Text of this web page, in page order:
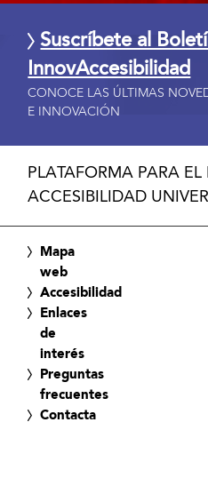
Suscríbete al
InnovAccesibilidad
CONOCE LAS ÚLTIMAS
E INNOVACIÓN
PLATAFORMA PARA
ACCESIBILIDAD
Mapa
web
Accesibilidad
Enlaces
de
interés
Preguntas
frecuentes
Contacta